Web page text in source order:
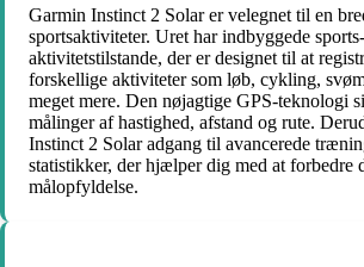
Garmin Instinct 2 Solar er velegnet til en
sportsaktiviteter. Uret har indbyggede
aktivitetstilstande, der er designet til at
forskellige aktiviteter som løb, cykling,
meget mere. Den nøjagtige GPS-teknologi
målinger af hastighed, afstand og rute.
Instinct 2 Solar adgang til avancerede
statistikker, der hjælper dig med at forbedre
målopfyldelse.